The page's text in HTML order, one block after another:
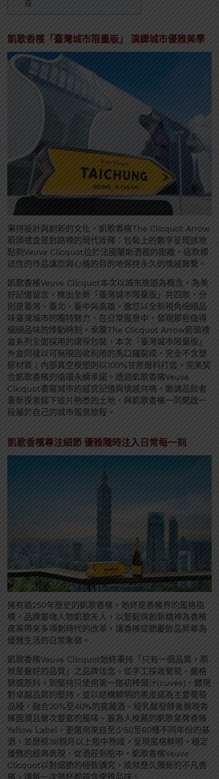
版
凱歌香檳「臺灣城市限量版」 演繹城市優雅美學
秉持設計與創新的文化，凱歌香檳The Clicquot Arrow
箭頭禮盒是對路標的現代詮釋：包裝上的數字呈現該地
點到Veuve Clicquot位於法國蘭斯酒窖的距離。這款標
誌性的作品讓您與心儀的目的地保持永久的情感聯繫。
凱歌香檳Veuve Clicquot本次以城市旅遊為概念，為美
好記憶留念，推出全新「臺灣城市限量版」共四款，分
別是臺灣、臺北、臺中與高雄。邀您以全新視角細細品
味臺灣城市的獨特魅力，在日常風景中，發現那些值得
細細品味的悸動時刻。承襲The Clicquot Arrow箭頭禮
盒系列全面採用的環保包裝，本次「臺灣城市限量版」
外盒同樣以可無限回收利用的馬口鐵製成，完全不含塑
膠材質；內部真空模塑則以100%甘蔗廢料打造，完美契
合凱歌香檳的循環永續承諾。透過凱歌香檳Veuve
Clicquot書寫城市的感官記憶與情感共鳴，邀請品飲者
重新探索腳下這片熟悉的土地，與凱歌香檳一同開啟一
段屬於自己的城市風景旅程。
凱歌香檳專注細節 優雅隨時注入日常每一刻
擁有逾250年歷史的凱歌香檳，始終是香檳界的風格指
標。品牌靈魂人物凱歌夫人，以堅毅與創新精神為香檳
產業帶來多項劃時代的改革，讓香檳從節慶飲品昇華為
優雅生活的日常象徵。
凱歌香檳Veuve Clicquot始終秉持「只有一個品質，那
就是最好的品質」之品牌信念。從手工採收葡萄、嚴格
篩選原料，到堅持只使用第一道初榨頭汁(cuvee)，體現
對卓越品質的堅持，並以結構鮮明的黑皮諾為主要葡萄
品種，融合30%至40%的窖藏酒，經乳酸發酵後展現香
檳圓潤且層次豐富的風味。最為人推薦的凱歌皇牌香檳
Yellow Label，更選用來自至少50至60種不同年份的基
酒，並歷經36個月以上瓶中熟成，呈現風格鮮明、穩定
優雅的經典表現，從酒莊到瓶中，凱歌香檳Veuve
Clicquot以對細節的極致講究，成就歷久彌新的不凡香
檳，讓每一次舉杯都蘊含優雅品味。